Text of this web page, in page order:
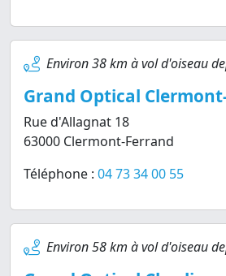
Environ 38 km à vol d'oiseau
Grand Optical
Rue d'Allagnat 18
63000 Clermont-Ferrand
Téléphone : 04 73 34 00 55
Environ 58 km à vol d'oiseau